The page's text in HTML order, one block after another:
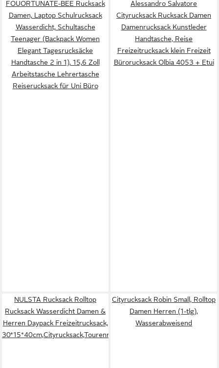
FOUORTUNATE-BEE Rucksack
Damen, Laptop Schulrucksack
Wasserdicht, Schultasche
Teenager (Backpack Women
Elegant Tagesrucksäcke
Handtasche 2 in 1), 15,6 Zoll
Arbeitstasche Lehrertasche
Reiserucksack für Uni Büro
Alessandro Salvatore
Cityrucksack Rucksack Damen
Damenrucksack Kunstleder
Handtasche, Reise
Freizeitrucksack klein Freizeit
Bürorucksack Olbia 4053 + Etui
NULSTA Rucksack Rolltop
Rucksack Wasserdicht Damen &
Herren Daypack Freizeitrucksack,
30*15*40cm,Cityrucksack,Tourenrucksack,Schulrucksack
Cityrucksack Robin Small, Rolltop
Damen Herren (1-tlg),
Wasserabweisend